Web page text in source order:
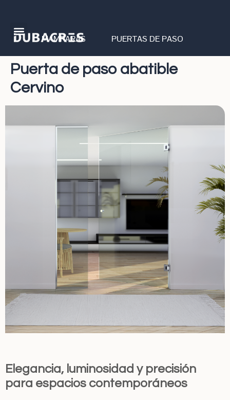
MAMPARAS PUERTAS DE PASO
Puerta de paso abatible
Cervino
Elegancia, luminosidad y precisión
para espacios contemporáneos